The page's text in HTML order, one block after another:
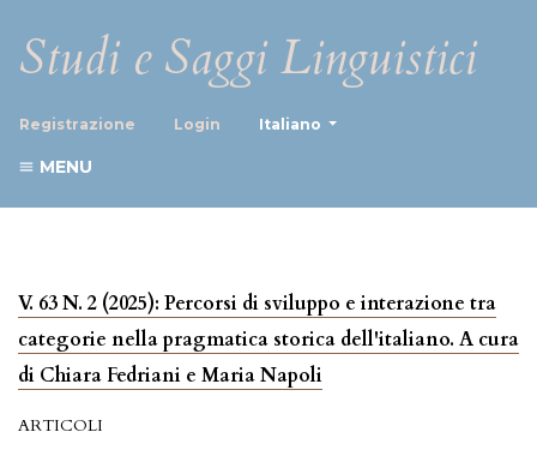
Studi e Saggi Linguistici
Registrazione Login Italiano
MENU
V. 63 N. 2 (2025): Percorsi di sviluppo e interazione tra
categorie nella pragmatica storica dell'italiano. A cura
di Chiara Fedriani e Maria Napoli
ARTICOLI